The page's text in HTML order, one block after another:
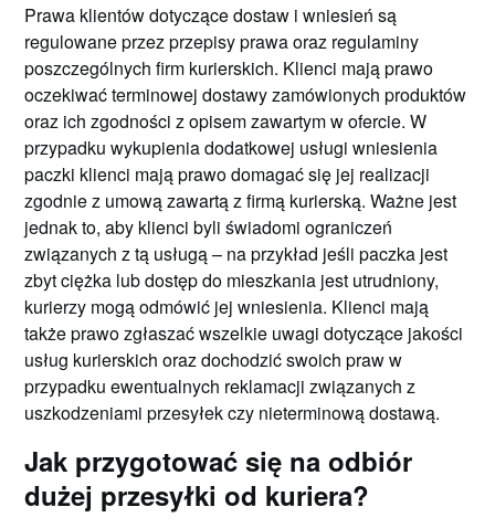
Prawa klientów dotyczące dostaw i wniesień są
regulowane przez przepisy prawa oraz regulaminy
poszczególnych firm kurierskich. Klienci mają prawo
oczekiwać terminowej dostawy zamówionych produktów
oraz ich zgodności z opisem zawartym w ofercie. W
przypadku wykupienia dodatkowej usługi wniesienia
paczki klienci mają prawo domagać się jej realizacji
zgodnie z umową zawartą z firmą kurierską. Ważne jest
jednak to, aby klienci byli świadomi ograniczeń
związanych z tą usługą – na przykład jeśli paczka jest
zbyt ciężka lub dostęp do mieszkania jest utrudniony,
kurierzy mogą odmówić jej wniesienia. Klienci mają
także prawo zgłaszać wszelkie uwagi dotyczące jakości
usług kurierskich oraz dochodzić swoich praw w
przypadku ewentualnych reklamacji związanych z
uszkodzeniami przesyłek czy nieterminową dostawą.
Jak przygotować się na odbiór
dużej przesyłki od kuriera?